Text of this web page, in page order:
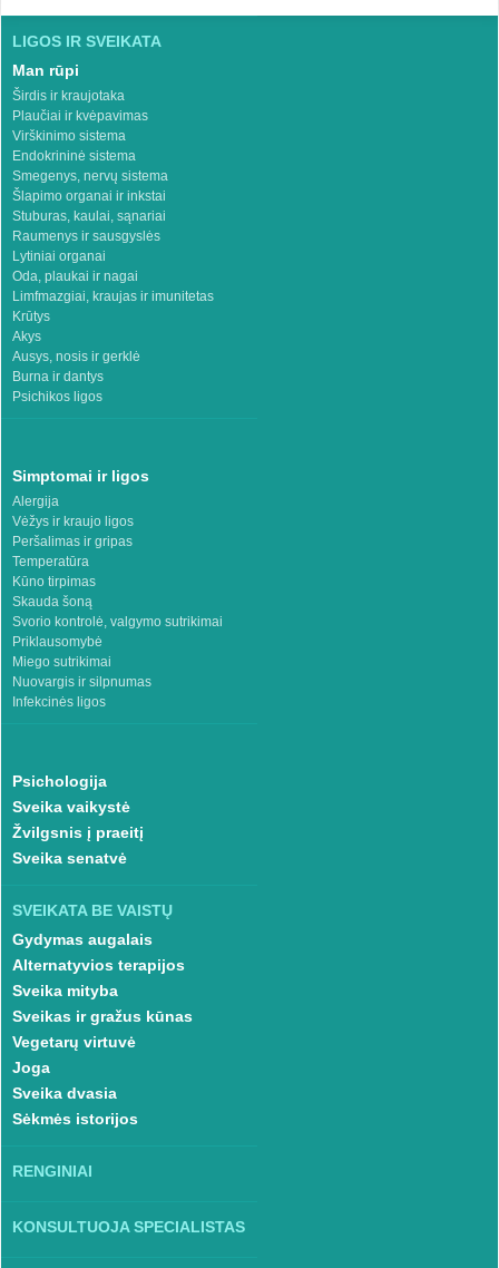
LIGOS IR SVEIKATA
Man rūpi
Širdis ir kraujotaka
Plaučiai ir kvėpavimas
Virškinimo sistema
Endokrininė sistema
Smegenys, nervų sistema
Šlapimo organai ir inkstai
Stuburas, kaulai, sąnariai
Raumenys ir sausgyslės
Lytiniai organai
Oda, plaukai ir nagai
Limfmazgiai, kraujas ir imunitetas
Krūtys
Akys
Ausys, nosis ir gerklė
Burna ir dantys
Psichikos ligos
Simptomai ir ligos
Alergija
Vėžys ir kraujo ligos
Peršalimas ir gripas
Temperatūra
Kūno tirpimas
Skauda šoną
Svorio kontrolė, valgymo sutrikimai
Priklausomybė
Miego sutrikimai
Nuovargis ir silpnumas
Infekcinės ligos
Psichologija
Sveika vaikystė
Žvilgsnis į praeitį
Sveika senatvė
SVEIKATA BE VAISTŲ
Gydymas augalais
Alternatyvios terapijos
Sveika mityba
Sveikas ir gražus kūnas
Vegetarų virtuvė
Joga
Sveika dvasia
Sėkmės istorijos
RENGINIAI
KONSULTUOJA SPECIALISTAS